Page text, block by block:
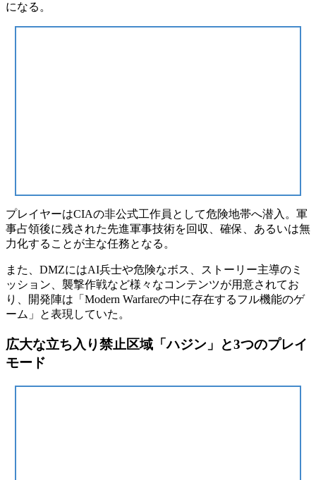
になる。
プレイヤーはCIAの非公式工作員として危険地帯へ潜入。軍
事占領後に残された先進軍事技術を回収、確保、あるいは無
力化することが主な任務となる。
また、DMZにはAI兵士や危険なボス、ストーリー主導のミ
ッション、襲撃作戦など様々なコンテンツが用意されてお
り、開発陣は 「Modern Warfareの中に存在するフル機能のゲ
ーム」
と表現していた。
広大な立ち入り禁止区域「ハジン」と3つのプレイ
モード